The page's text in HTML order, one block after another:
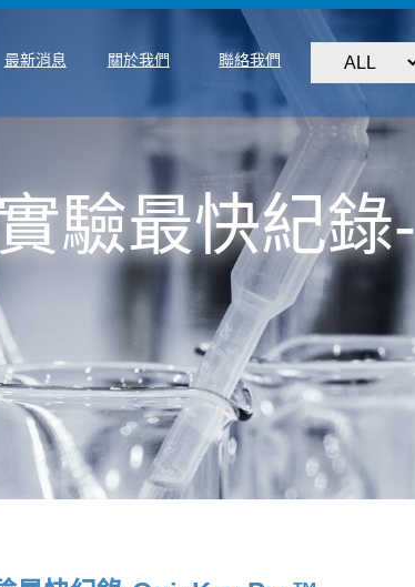
最新消息 關於我們 聯絡我們
驗最快紀錄-